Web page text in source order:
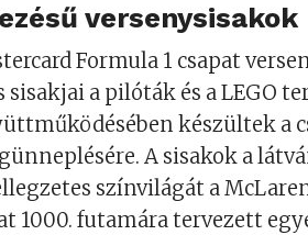
versenysisakok
Formula 1 csapat
sisakjai a pilóták és a LEGO
készültek a
A sisakok a
színvilágát a
1000. futamára tervezett